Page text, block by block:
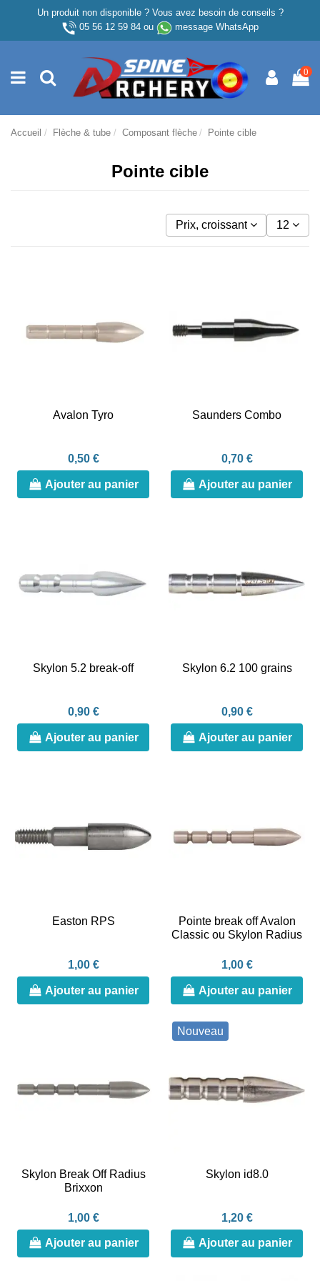
Un produit non disponible ? Vous avez besoin de conseils ?
05 56 12 59 84ou message WhatsApp
0
Accueil Flèche & tube Composant flèche Pointe cible
Pointe cible
Prix, croissant 12
Avalon Tyro
0,50 €
Ajouter au panier
Saunders Combo
0,70 €
Ajouter au panier
Skylon 5.2 break-off
0,90 €
Ajouter au panier
Skylon 6.2 100 grains
0,90 €
Ajouter au panier
Easton RPS
1,00 €
Ajouter au panier
Pointe break off Avalon
Classic ou Skylon Radius
1,00 €
Ajouter au panier
Skylon Break Off Radius
Brixxon
1,00 €
Ajouter au panier
Nouveau
Skylon id8.0
1,20 €
Ajouter au panier